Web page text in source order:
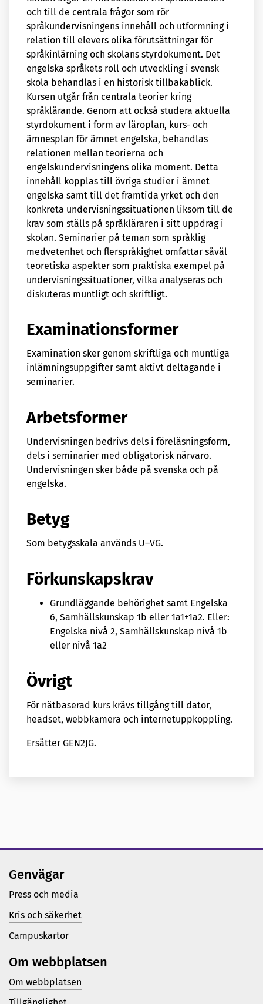
och till de centrala frågor som rör
språkundervisningens innehåll och utformning i
relation till elevers olika förutsättningar för
språkinlärning och skolans styrdokument. Det
engelska språkets roll och utveckling i svensk
skola behandlas i en historisk tillbakablick.
Kursen utgår från centrala teorier kring
språklärande. Genom att också studera aktuella
styrdokument i form av läroplan, kurs- och
ämnesplan för ämnet engelska, behandlas
relationen mellan teorierna och
engelskundervisningens olika moment. Detta
innehåll kopplas till övriga studier i ämnet
engelska samt till det framtida yrket och den
konkreta undervisningssituationen liksom till de
krav som ställs på språkläraren i sitt uppdrag i
skolan. Seminarier på teman som språklig
medvetenhet och flerspråkighet omfattar såväl
teoretiska aspekter som praktiska exempel på
undervisningssituationer, vilka analyseras och
diskuteras muntligt och skriftligt.
Examinationsformer
Examination sker genom skriftliga och muntliga
inlämningsuppgifter samt aktivt deltagande i
seminarier.
Arbetsformer
Undervisningen bedrivs dels i föreläsningsform,
dels i seminarier med obligatorisk närvaro.
Undervisningen sker både på svenska och på
engelska.
Betyg
Som betygsskala används U–VG.
Förkunskapskrav
Grundläggande behörighet samt Engelska
6, Samhällskunskap 1b eller 1a1+1a2. Eller:
Engelska nivå 2, Samhällskunskap nivå 1b
eller nivå 1a2
Övrigt
För nätbaserad kurs krävs tillgång till dator,
headset, webbkamera och internetuppkoppling.
Ersätter GEN2JG.
Genvägar
Press och media
Kris och säkerhet
Campuskartor
Om webbplatsen
Om webbplatsen